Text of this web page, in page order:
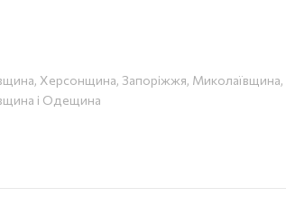
Херсонщина, Запоріжжя, Миколаївщина,
і Одещина